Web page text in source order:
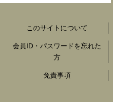
このサイトについて
会員ID・パスワードを忘れた
方
免責事項